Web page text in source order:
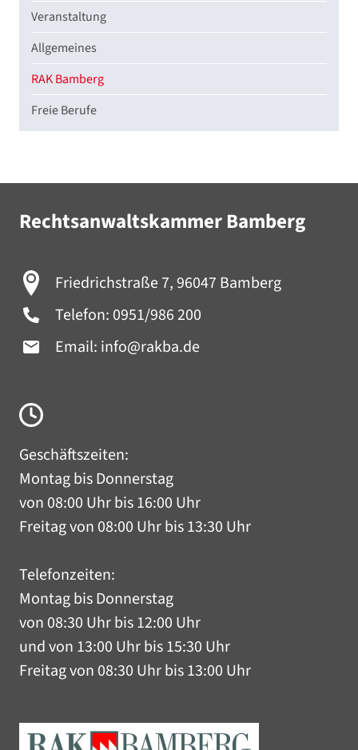
Veranstaltung
Allgemeines
RAK Bamberg
Freie Berufe
Rechtsanwaltskammer Bamberg
Friedrichstraße 7, 96047 Bamberg
Telefon: 0951/986 200
Email: info@rakba.de
Geschäftszeiten:
Montag bis Donnerstag
von 08:00 Uhr bis 16:00 Uhr
Freitag von 08:00 Uhr bis 13:30 Uhr
Telefonzeiten:
Montag bis Donnerstag
von 08:30 Uhr bis 12:00 Uhr
und von 13:00 Uhr bis 15:30 Uhr
Freitag von 08:30 Uhr bis 13:00 Uhr